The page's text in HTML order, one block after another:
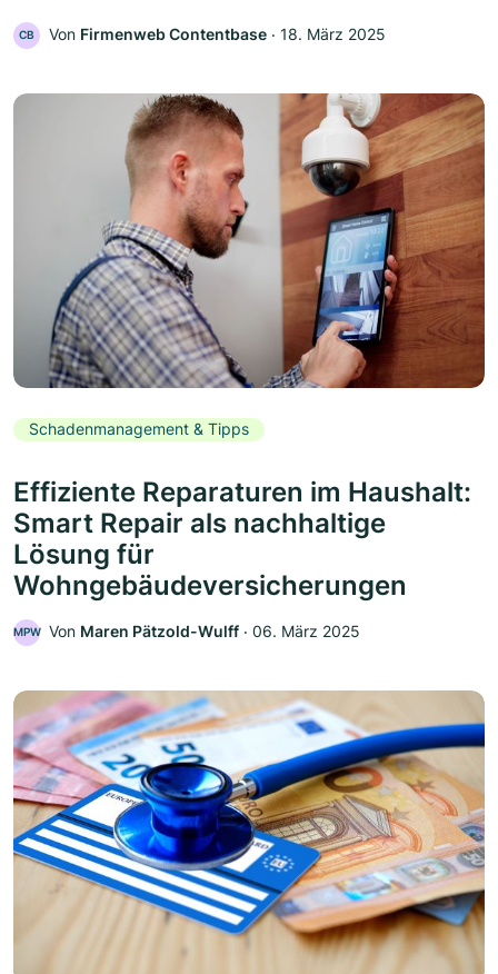
CB Von Firmenweb Contentbase ‧ 18. März 2025
Schadenmanagement & Tipps
Effiziente Reparaturen im Haushalt:
Smart Repair als nachhaltige
Lösung für
Wohngebäudeversicherungen
MPW Von Maren Pätzold-Wulff ‧ 06. März 2025